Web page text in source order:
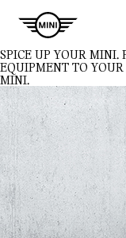
SPICE UP YOUR MINI.
EQUIPMENT TO
MINI.